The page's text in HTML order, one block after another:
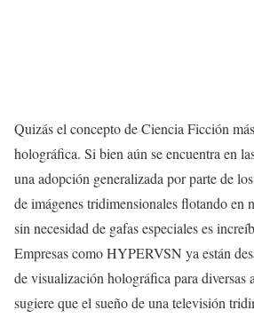
Quizás el concepto de Ciencia Ficción
holográfica. Si bien aún se encuentra en
una adopción generalizada por parte de
de imágenes tridimensionales flotando en
sin necesidad de gafas especiales es
Empresas como HYPERVSN ya están
de visualización holográfica para diversas
sugiere que el sueño de una televisión